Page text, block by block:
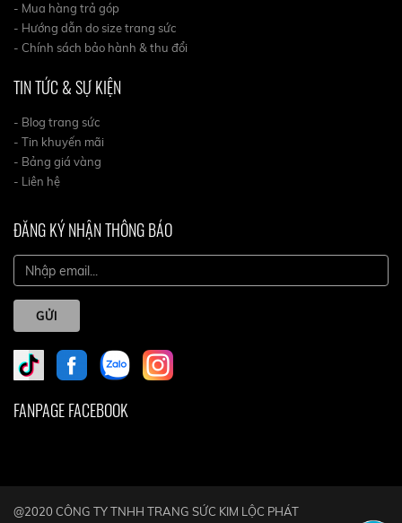
- Mua hàng trả góp
- Hướng dẫn do size trang sức
- Chính sách bảo hành & thu đổi
TIN TỨC & SỰ KIỆN
- Blog trang sức
- Tin khuyến mãi
- Bảng giá vàng
- Liên hệ
ĐĂNG KÝ NHẬN THÔNG BÁO
GỬI
FANPAGE FACEBOOK
@2020 CÔNG TY TNHH TRANG SỨC KIM LỘC PHÁT